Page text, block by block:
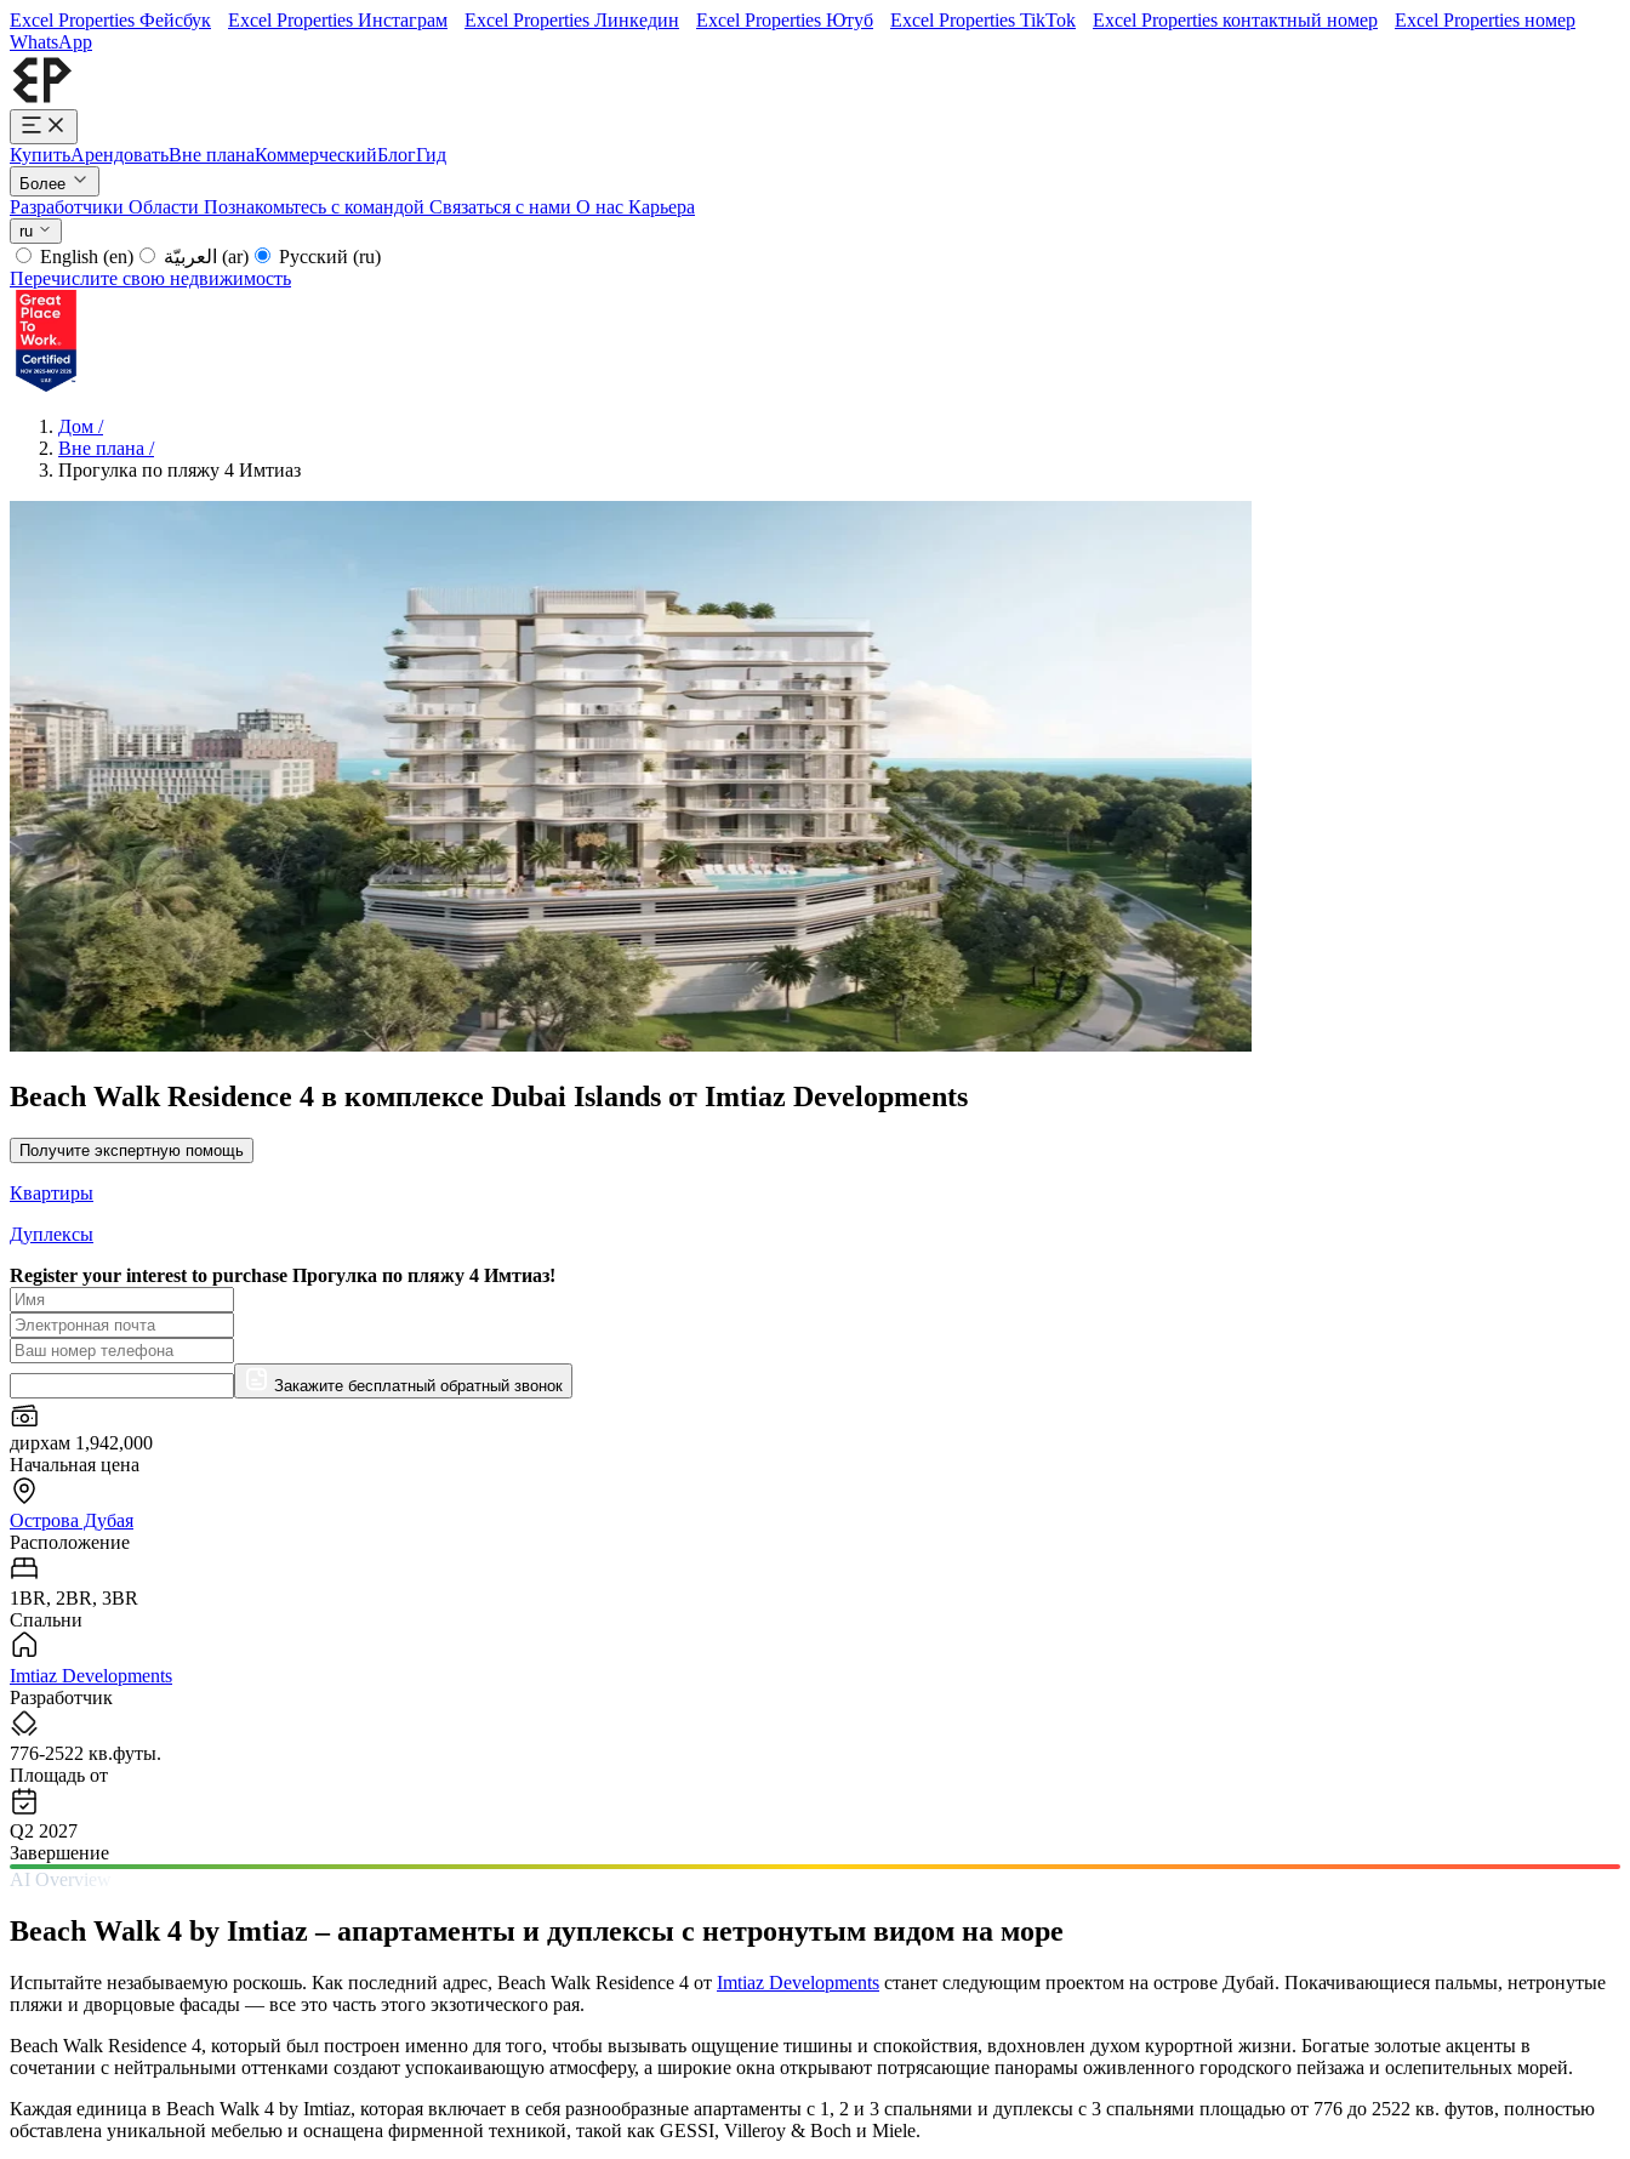
Excel Properties Фейсбук Excel Properties Инстаграм Excel Properties Линкедин Excel Properties Ютуб Excel Properties TikTok Excel Properties контактный номер
Excel Properties номер
WhatsApp
КупитьАрендоватьВне планаКоммерческийБлогГид
Более
Разработчики Области Познакомьтесь с командой Связаться с нами О нас Карьера
ru
English (en) (ar) Русский (ru)
Перечислите свою недвижимость
Дом /
Вне плана /
Прогулка по пляжу 4 Имтиаз
Beach Walk Residence 4 в комплексе Dubai Islands от Imtiaz Developments
Получите экспертную помощь
Квартиры
Дуплексы
Register your interest to purchase Прогулка по пляжу 4 Имтиаз!
Закажите бесплатный обратный звонок
дирхам 1,942,000
Начальная цена
Острова Дубая
Расположение
1BR, 2BR, 3BR
Спальни
Imtiaz Developments
Разработчик
776-2522 кв.футы.
Площадь от
Q2 2027
Завершение
AI Overview
Beach Walk 4 by Imtiaz – апартаменты и дуплексы с нетронутым видом на море
Испытайте незабываемую роскошь. Как последний адрес, Beach Walk Residence 4 от Imtiaz Developments станет следующим проектом на острове Дубай. Покачивающиеся пальмы, нетронутые
пляжи и дворцовые фасады — все это часть этого экзотического рая.
Beach Walk Residence 4, который был построен именно для того, чтобы вызывать ощущение тишины и спокойствия, вдохновлен духом курортной жизни. Богатые золотые акценты в
сочетании с нейтральными оттенками создают успокаивающую атмосферу, а широкие окна открывают потрясающие панорамы оживленного городского пейзажа и ослепительных морей.
Каждая единица в Beach Walk 4 by Imtiaz, которая включает в себя разнообразные апартаменты с 1, 2 и 3 спальнями и дуплексы с 3 спальнями площадью от 776 до 2522 кв. футов, полностью
обставлена уникальной мебелью и оснащена фирменной техникой, такой как GESSI, Villeroy & Boch и Miele.